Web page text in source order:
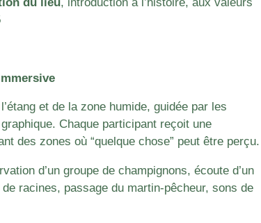
et de la zone humide, guidée par les
Chaque participant reçoit une
des zones où “quelque chose” peut être perçu.
d’un groupe de champignons, écoute d’un
racines, passage du martin-pêcheur, sons de